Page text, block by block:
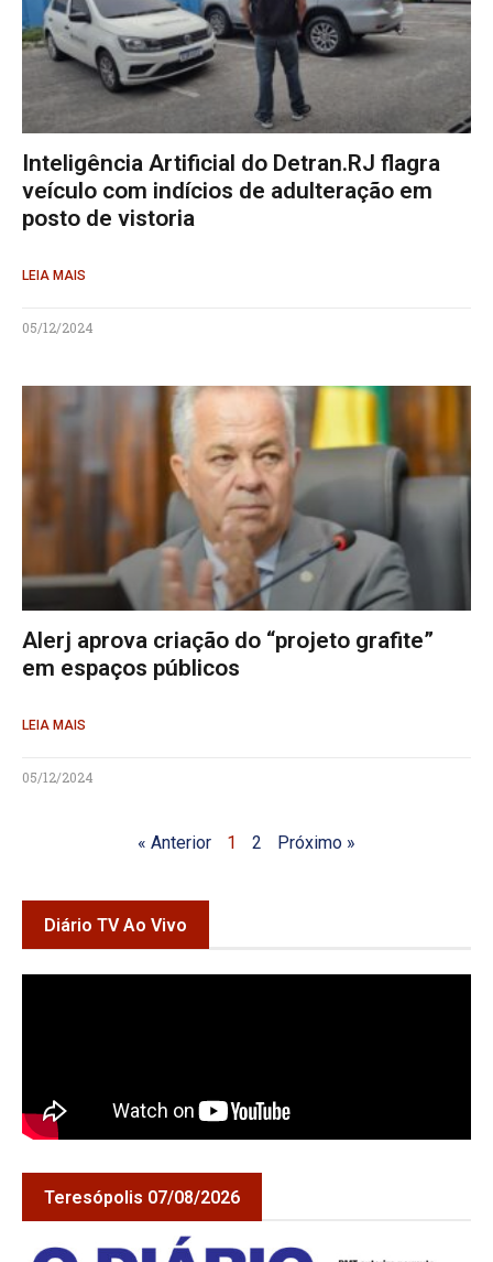
Inteligência Artificial do Detran.RJ flagra
veículo com indícios de adulteração em
posto de vistoria
LEIA MAIS
05/12/2024
Alerj aprova criação do “projeto grafite”
em espaços públicos
LEIA MAIS
05/12/2024
« Anterior 1 2 Próximo »
Diário TV Ao Vivo
Teresópolis 07/08/2026